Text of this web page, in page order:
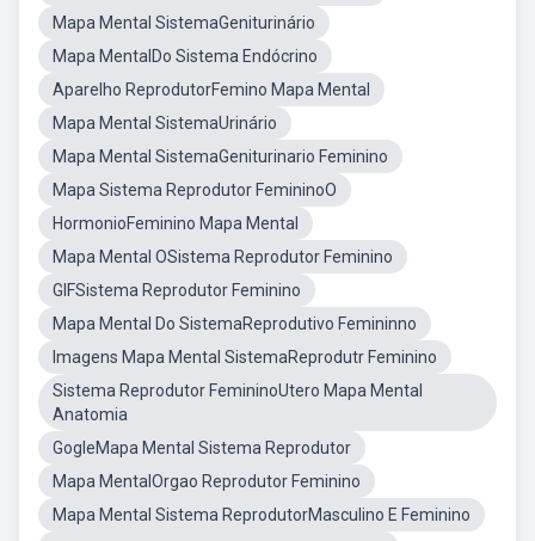
Mapa Mental SistemaGeniturinário
Mapa MentalDo Sistema Endócrino
Aparelho ReprodutorFemino Mapa Mental
Mapa Mental SistemaUrinário
Mapa Mental SistemaGeniturinario Feminino
Mapa Sistema Reprodutor FemininoO
HormonioFeminino Mapa Mental
Mapa Mental OSistema Reprodutor Feminino
GIFSistema Reprodutor Feminino
Mapa Mental Do SistemaReprodutivo Femininno
Imagens Mapa Mental SistemaReprodutr Feminino
Sistema Reprodutor FemininoUtero Mapa Mental
Anatomia
GogleMapa Mental Sistema Reprodutor
Mapa MentalOrgao Reprodutor Feminino
Mapa Mental Sistema ReprodutorMasculino E Feminino